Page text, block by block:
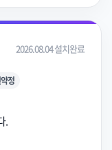
2026.08.04 설치완료
정
.